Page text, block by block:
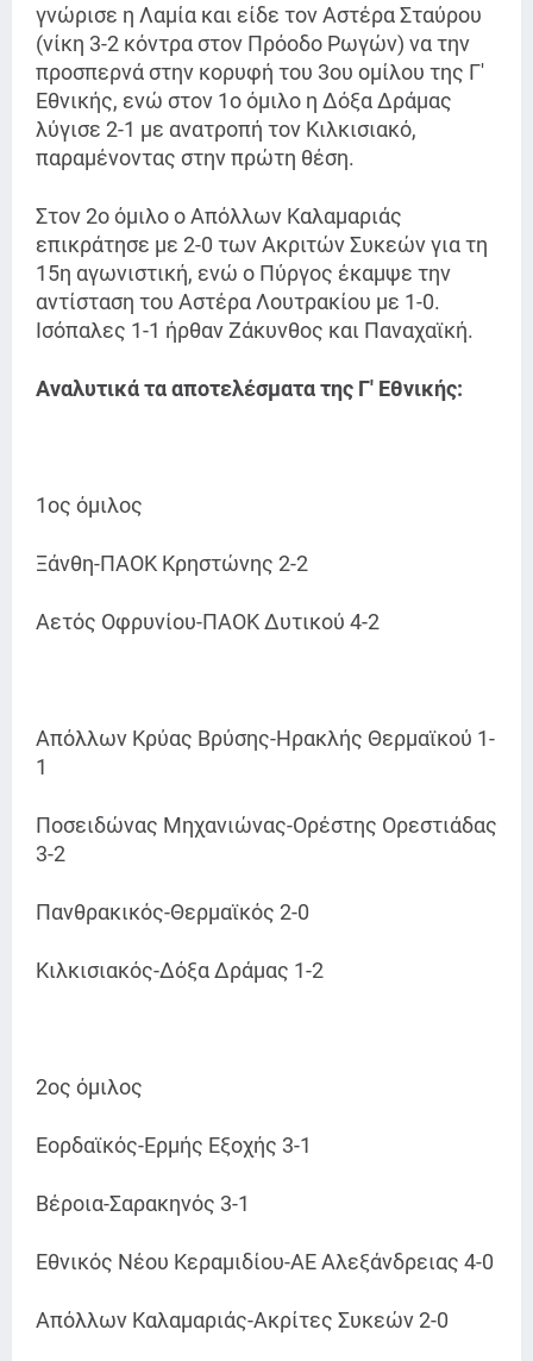
γνώρισε η Λαμία και είδε τον Αστέρα Σταύρου
(νίκη 3-2 κόντρα στον Πρόοδο Ρωγών) να την
προσπερνά στην κορυφή του 3ου ομίλου της Γ'
Εθνικής, ενώ στον 1ο όμιλο η Δόξα Δράμας
λύγισε 2-1 με ανατροπή τον Κιλκισιακό,
παραμένοντας στην πρώτη θέση.
Στον 2ο όμιλο ο Απόλλων Καλαμαριάς
επικράτησε με 2-0 των Ακριτών Συκεών για τη
15η αγωνιστική, ενώ ο Πύργος έκαμψε την
αντίσταση του Αστέρα Λουτρακίου με 1-0.
Ισόπαλες 1-1 ήρθαν Ζάκυνθος και Παναχαϊκή.
Αναλυτικά τα αποτελέσματα της Γ' Εθνικής:
1ος όμιλος
Ξάνθη-ΠΑΟΚ Κρηστώνης 2-2
Αετός Οφρυνίου-ΠΑΟΚ Δυτικού 4-2
Απόλλων Κρύας Βρύσης-Ηρακλής Θερμαϊκού 1-
1
Ποσειδώνας Μηχανιώνας-Ορέστης Ορεστιάδας
3-2
Πανθρακικός-Θερμαϊκός 2-0
Κιλκισιακός-Δόξα Δράμας 1-2
2ος όμιλος
Εορδαϊκός-Ερμής Εξοχής 3-1
Βέροια-Σαρακηνός 3-1
Εθνικός Νέου Κεραμιδίου-ΑΕ Αλεξάνδρειας 4-0
Απόλλων Καλαμαριάς-Ακρίτες Συκεών 2-0